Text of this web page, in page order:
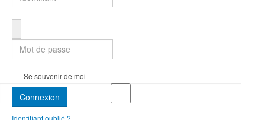
Se souvenir de moi
Connexion